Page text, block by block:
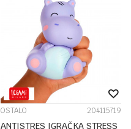
OSTALO 204115719
ANTISTRES IGRAČKA STRESS